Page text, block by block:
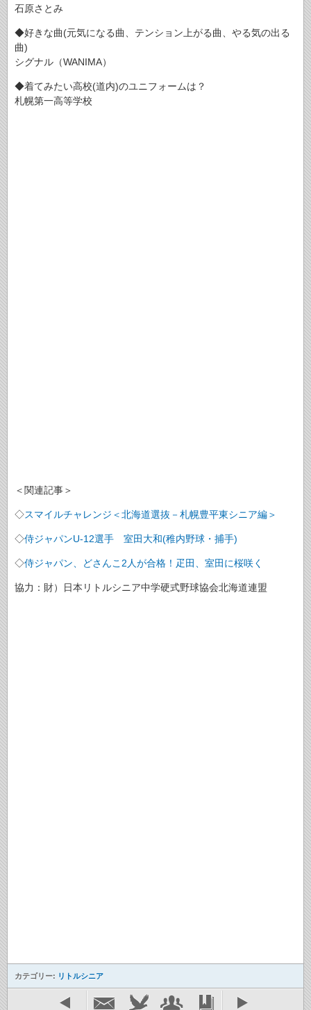
石原さとみ
◆好きな曲(元気になる曲、テンション上がる曲、やる気の出る
曲)
シグナル（WANIMA）
◆着てみたい高校(道内)のユニフォームは？
札幌第一高等学校
＜関連記事＞
◇スマイルチャレンジ＜北海道選抜－札幌豊平東シニア編＞
◇侍ジャパンU-12選手 室田大和(稚内野球・捕手)
◇侍ジャパン、どさんこ2人が合格！疋田、室田に桜咲く
協力：財）日本リトルシニア中学硬式野球協会北海道連盟
カテゴリー: リトルシニア